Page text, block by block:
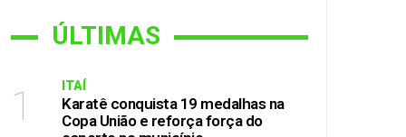
ÚLTIMAS
1 ITAÍ
Karatê conquista 19 medalhas na
Copa União e reforça força do